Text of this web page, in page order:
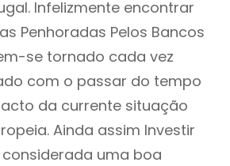
Infelizmente encontrar
Penhoradas Pelos Bancos
se tornado cada vez
com o passar do tempo
da currente situação
Ainda assim Investir
considerada uma boa